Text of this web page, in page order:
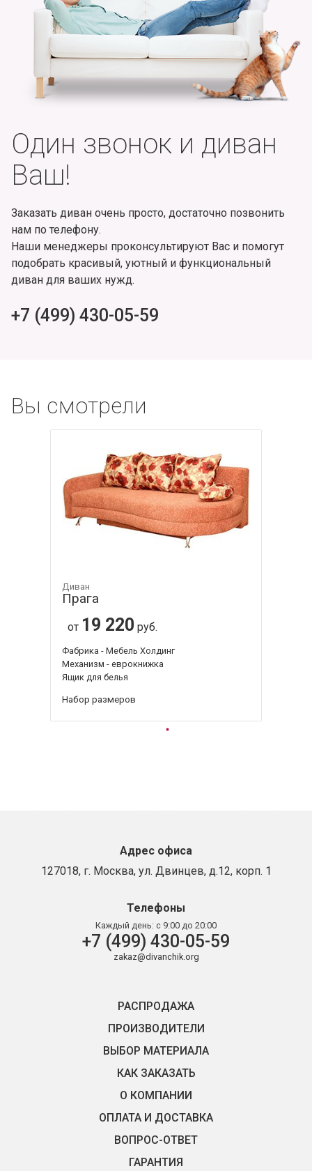
Один звонок и диван
Ваш!
Заказать диван очень просто, достаточно позвонить
нам по телефону.
Наши менеджеры проконсультируют Вас и помогут
подобрать красивый, уютный и функциональный
диван для ваших нужд.
+7 (499) 430-05-59
Вы смотрели
Диван
Прага
от 19 220 руб.
Фабрика - Мебель Холдинг
Механизм - еврокнижка
Ящик для белья
Набор размеров
Адрес офиса
127018, г. Москва, ул. Двинцев, д.12, корп. 1
Телефоны
Каждый день: с 9:00 до 20:00
+7 (499) 430-05-59
zakaz@divanchik.org
РАСПРОДАЖА
ПРОИЗВОДИТЕЛИ
ВЫБОР МАТЕРИАЛА
КАК ЗАКАЗАТЬ
О КОМПАНИИ
ОПЛАТА И ДОСТАВКА
ВОПРОС-ОТВЕТ
ГАРАНТИЯ